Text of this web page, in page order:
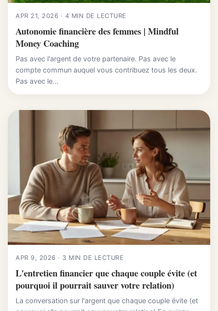
APR 21, 2026 · 4 MIN DE LECTURE
Autonomie financière des femmes | Mindful
Money Coaching
Pas avec l'argent de votre partenaire. Pas avec le
compte commun auquel vous contribuez tous les deux.
Pas avec le...
APR 9, 2026 · 3 MIN DE LECTURE
L'entretien financier que chaque couple évite (et
pourquoi il pourrait sauver votre relation)
La conversation sur l'argent que chaque couple évite (et